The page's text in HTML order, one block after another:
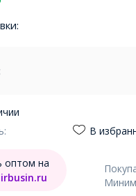
В
оптом на